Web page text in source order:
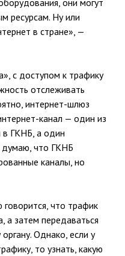
они могут
ресурсам. Ну или
в стране», —
с доступом к трафику
отслеживать
интернет-шлюз
канал — один из
в ГКНБ, а один
думаю, что ГКНБ
каналы, но
что трафик
а затем передаваться
Однако, если у
то узнать, какую